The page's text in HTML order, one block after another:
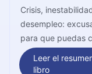
Crisis,
desempleo:
para que puedas
directas y
iniciar tu
Leer el
libro